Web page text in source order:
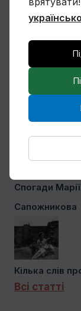
Чому Віктор
Спогади
Сапожникова
Кілька слів
Всі статті